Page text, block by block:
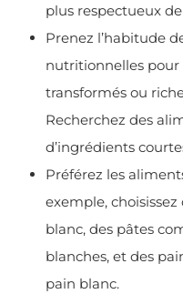
plus respectueux
Prenez l’habitude
nutritionnelles
transformés ou
Recherchez des
d’ingrédients
Préférez les
exemple,
blanc, des pâtes
blanches, et des
pain blanc.